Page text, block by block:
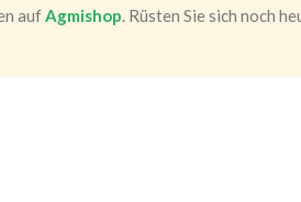
auf Agmishop . Rüsten Sie sich noch